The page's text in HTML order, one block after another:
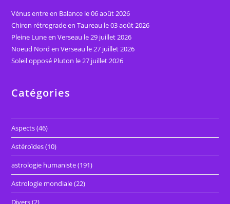
Vénus entre en Balance le 06 août 2026
Chiron rétrograde en Taureau le 03 août 2026
Pleine Lune en Verseau le 29 juillet 2026
Noeud Nord en Verseau le 27 juillet 2026
Soleil opposé Pluton le 27 juillet 2026
Catégories
Aspects(46)
Astéroïdes(10)
astrologie humaniste(191)
Astrologie mondiale(22)
Divers(2)